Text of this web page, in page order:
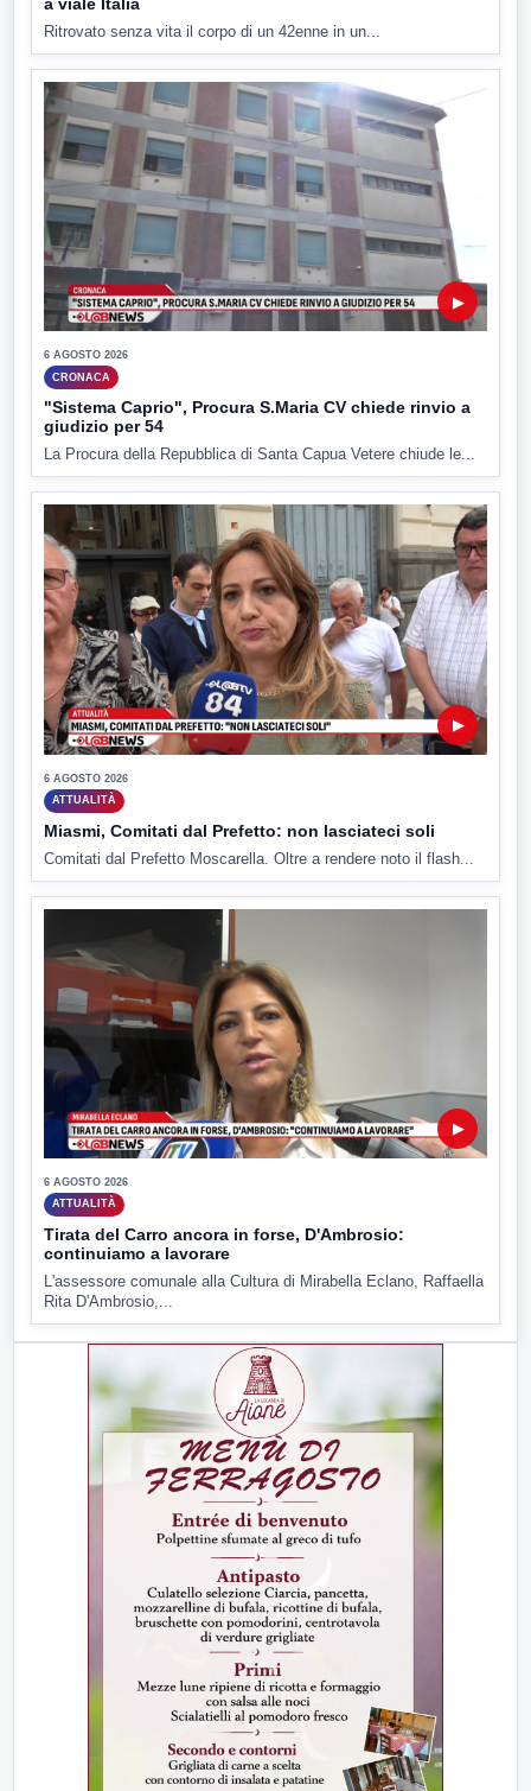
Ritrovato senza vita il corpo di un 42enne in un...
▶
6 AGOSTO 2026
CRONACA
"Sistema Caprio", Procura S.Maria CV chiede rinvio a
giudizio per 54
La Procura della Repubblica di Santa Capua Vetere chiude le...
▶
6 AGOSTO 2026
ATTUALITÀ
Miasmi, Comitati dal Prefetto: non lasciateci soli
Comitati dal Prefetto Moscarella. Oltre a rendere noto il flash...
▶
6 AGOSTO 2026
ATTUALITÀ
Tirata del Carro ancora in forse, D'Ambrosio:
continuiamo a lavorare
L'assessore comunale alla Cultura di Mirabella Eclano, Raffaella
Rita D'Ambrosio,...